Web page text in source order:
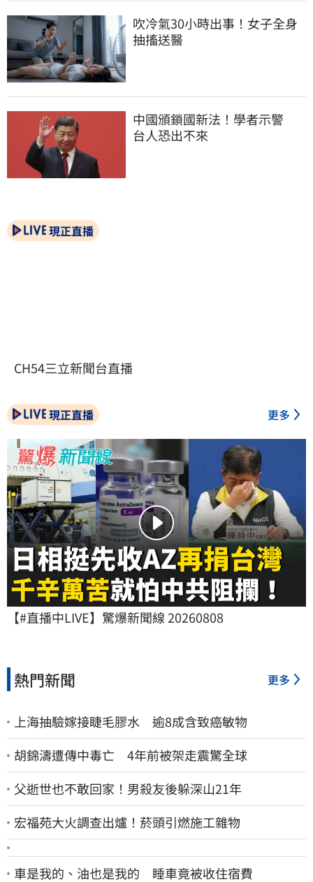
吹冷氣30小時出事！女子全身
抽搐送醫
中國頒鎖國新法！學者示警
台人恐出不來
現正直播
CH54三立新聞台直播
現正直播 更多
【#直播中LIVE】驚爆新聞線 20260808
熱門新聞 更多
上海抽驗嫁接睫毛膠水 逾8成含致癌敏物
胡錦濤遭傳中毒亡 4年前被架走震驚全球
父逝世也不敢回家！男殺友後躲深山21年
宏福苑大火調查出爐！菸頭引燃施工雜物
車是我的、油也是我的 睡車竟被收住宿費